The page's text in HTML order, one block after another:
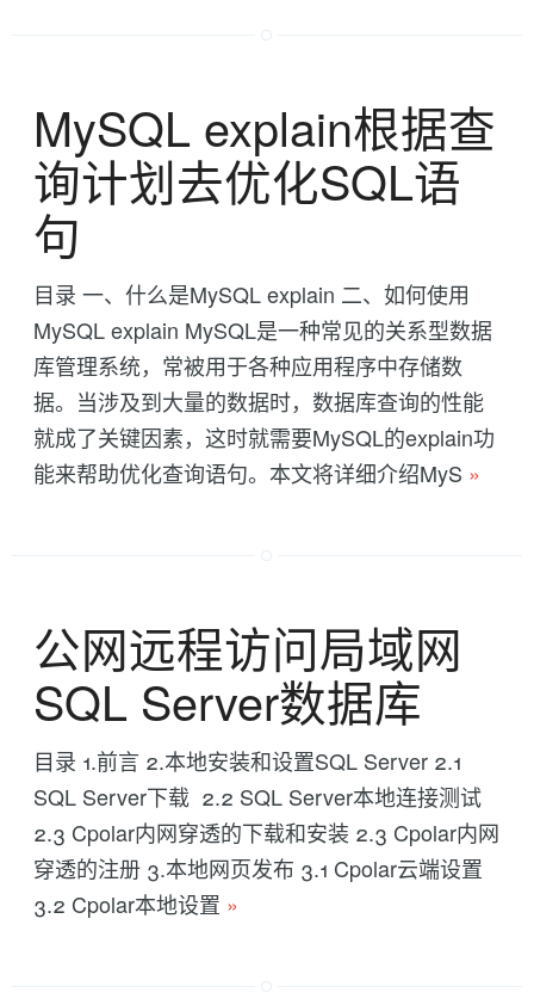
MySQL explain根据查
询计划去优化SQL语
句
目录 一、什么是MySQL explain 二、如何使用
MySQL explain MySQL是一种常见的关系型数据
库管理系统，常被用于各种应用程序中存储数
据。当涉及到大量的数据时，数据库查询的性能
就成了关键因素，这时就需要MySQL的explain功
能来帮助优化查询语句。本文将详细介绍MyS »
公网远程访问局域网
SQL Server数据库
目录 1.前言 2.本地安装和设置SQL Server 2.1
SQL Server下载 2.2 SQL Server本地连接测试
2.3 Cpolar内网穿透的下载和安装 2.3 Cpolar内网
穿透的注册 3.本地网页发布 3.1 Cpolar云端设置
3.2 Cpolar本地设置 »